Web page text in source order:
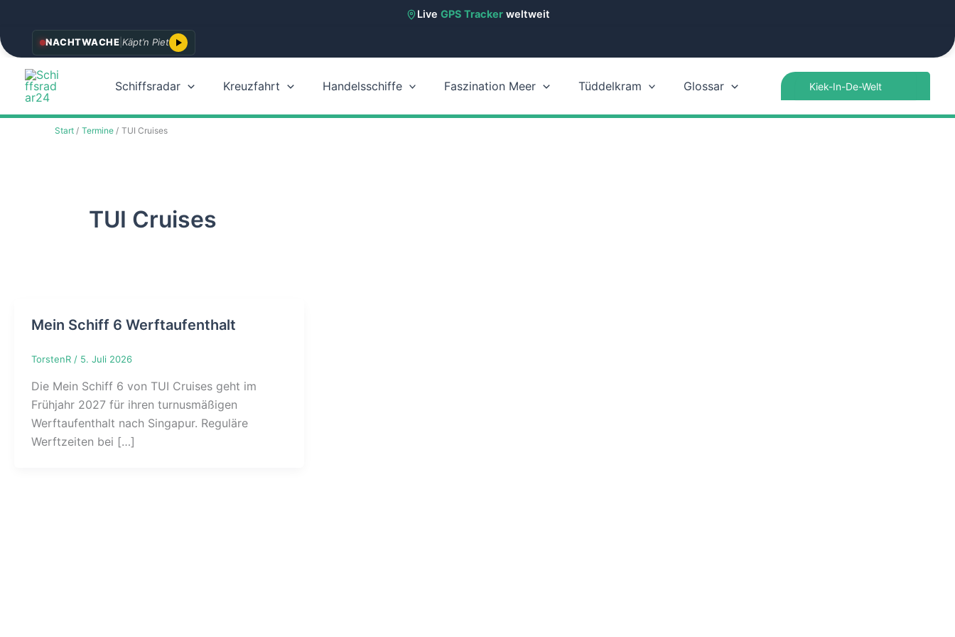
Live GPS Trackerweltweit
Zum
Inhalt
springen
NACHTWACHE Käpt’n Piet
Schiffsradar Kreuzfahrt Handelsschiffe Faszination Meer Tüddelkram Glossar
Start Termine TUI Cruises
TUI Cruises
Mein Schiff 6 Werftaufenthalt
TorstenR / 5. Juli 2026
Die Mein Schiff 6 von TUI Cruises geht im
Frühjahr 2027 für ihren turnusmäßigen
Werftaufenthalt nach Singapur. Reguläre
Werftzeiten bei […]